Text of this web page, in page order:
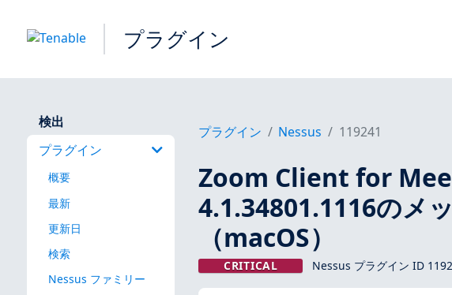
プラグイン
検出
プラグイン
概要
最新
更新日
検索
Nessus ファミリー
プラグイン Nessus 119241
Zoom Client for
4.1.34801.1116のメ
（macOS）
CRITICAL Nessus プラグイン ID